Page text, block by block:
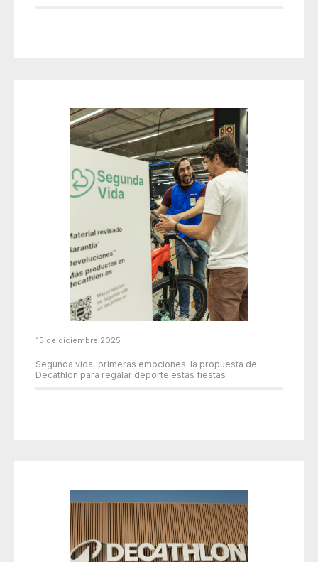
15 de diciembre 2025
Segunda vida, primeras emociones: la propuesta de
Decathlon para regalar deporte estas fiestas